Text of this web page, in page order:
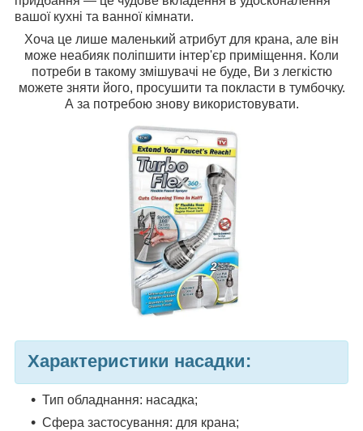
вашої кухні та ванної кімнати.
Хоча це лише маленький атрибут для крана, але він
може неабияк поліпшити інтер'єр приміщення. Коли
потреби в такому змішувачі не буде, Ви з легкістю
можете зняти його, просушити та покласти в тумбочку.
А за потребою знову використовувати.
Характеристики насадки:
Тип обладнання: насадка;
Сфера застосування: для крана;